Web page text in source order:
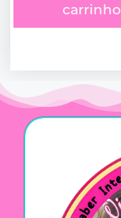
carrinho